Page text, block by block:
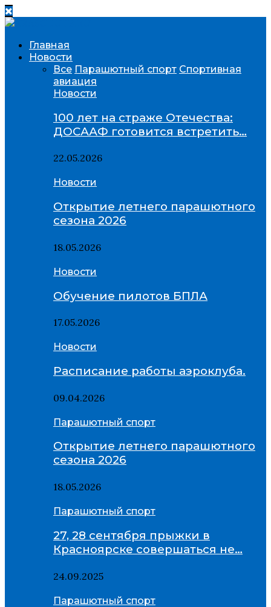
Главная
Новости
Все Парашютный спорт Спортивная
авиация
Новости
100 лет на страже Отечества:
ДОСААФ готовится встретить…
22.05.2026
Новости
Открытие летнего парашютного
сезона 2026
18.05.2026
Новости
Обучение пилотов БПЛА
17.05.2026
Новости
Расписание работы аэроклуба.
09.04.2026
Парашютный спорт
Открытие летнего парашютного
сезона 2026
18.05.2026
Парашютный спорт
27, 28 сентября прыжки в
Красноярске совершаться не…
24.09.2025
Парашютный спорт